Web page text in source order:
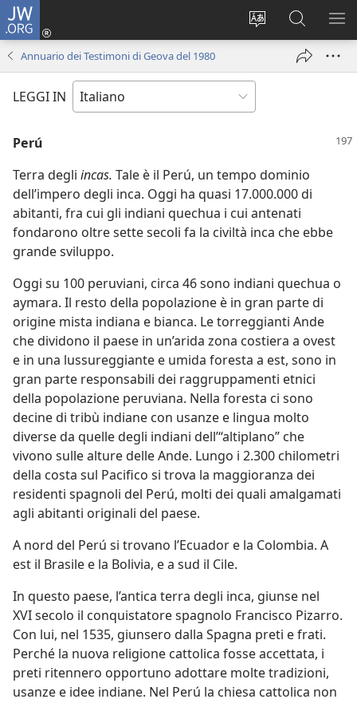
JW.ORG
Modificare
Accedi
(apre
finestra)
Cerca
in
JW.ORG
Annuario dei Testimoni di Geova del 1980
LEGGI IN
Perú
Terra degli incas. Tale è il Perú, un tempo dominio
dell’impero degli inca. Oggi ha quasi 17.000.000 di
abitanti, fra cui gli indiani quechua i cui antenati
fondarono oltre sette secoli fa la civiltà inca che ebbe
grande sviluppo.
Oggi su 100 peruviani, circa 46 sono indiani quechua o
aymara. Il resto della popolazione è in gran parte di
origine mista indiana e bianca. Le torreggianti Ande
che dividono il paese in un’arida zona costiera a ovest
e in una lussureggiante e umida foresta a est, sono in
gran parte responsabili dei raggruppamenti etnici
della popolazione peruviana. Nella foresta ci sono
decine di tribù indiane con usanze e lingua molto
diverse da quelle degli indiani dell’“altiplano” che
vivono sulle alture delle Ande. Lungo i 2.300 chilometri
della costa sul Pacifico si trova la maggioranza dei
residenti spagnoli del Perú, molti dei quali amalgamati
agli abitanti originali del paese.
A nord del Perú si trovano l’Ecuador e la Colombia. A
est il Brasile e la Bolivia, e a sud il Cile.
In questo paese, l’antica terra degli inca, giunse nel
XVI secolo il conquistatore spagnolo Francisco Pizarro.
Con lui, nel 1535, giunsero dalla Spagna preti e frati.
Perché la nuova religione cattolica fosse accettata, i
preti ritennero opportuno adottare molte tradizioni,
usanze e idee indiane. Nel Perú la chiesa cattolica non